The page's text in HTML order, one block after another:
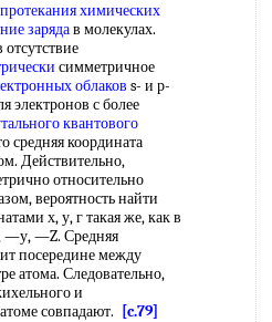
протекания химических
зарядав молекулах.
симметричное
облаков s- и р-
электронов с более
квантового
средняя координата
Действительно,
относительно
вероятность найти
х, у, г такая же, как в
—у, —Z. Средняя
посередине между
атома. Следовательно,
и
совпадают.
[c.79]